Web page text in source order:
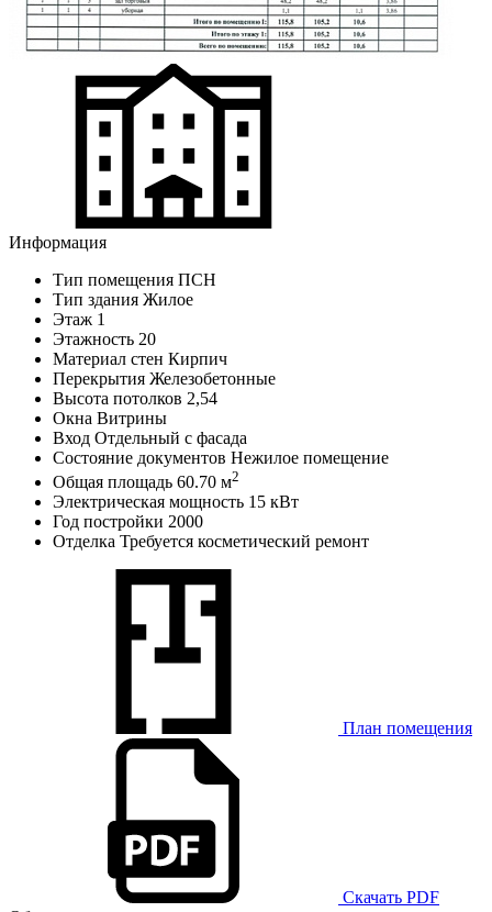
Информация
Тип помещения ПСН
Тип здания Жилое
Этаж 1
Этажность 20
Материал стен Кирпич
Перекрытия Железобетонные
Высота потолков 2,54
Окна Витрины
Вход Отдельный с фасада
Состояние документов Нежилое помещение
Общая площадь 60.70 м2
Электрическая мощность 15 кВт
Год постройки 2000
Отделка Требуется косметический ремонт
План помещения
Скачать PDF